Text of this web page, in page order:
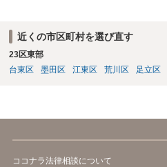
近くの市区町村を選び直す
23区東部
台東区
墨田区 江東区 荒川区 足立区
ココナラ法律相談について